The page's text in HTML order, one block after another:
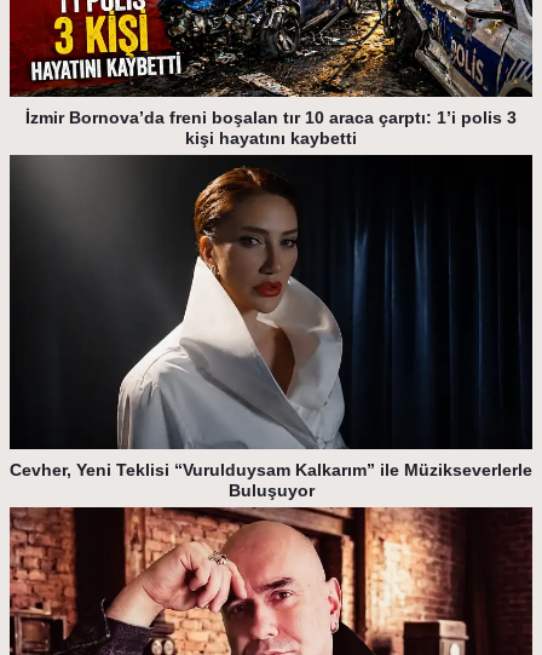
İzmir Bornova’da freni boşalan tır 10 araca çarptı: 1’i polis 3
kişi hayatını kaybetti
Cevher, Yeni Teklisi “Vurulduysam Kalkarım” ile Müzikseverlerle
Buluşuyor